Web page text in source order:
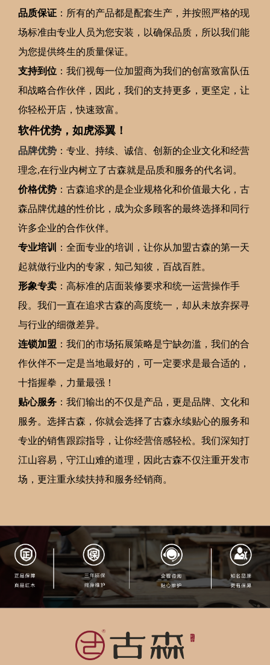
品质保证：所有的产品都是配套生产，并按照严格的现
场标准由专业人员为您安装，以确保品质，所以我们能
为您提供终生的质量保证。
支持到位：我们视每一位加盟商为我们的创富致富队伍
和战略合作伙伴，因此，我们的支持更多，更坚定，让
你轻松开店，快速致富。
软件优势，如虎添翼！
品牌优势：专业、持续、诚信、创新的企业文化和经营
理念,在行业内树立了古森就是品质和服务的代名词。
价格优势：古森追求的是企业规格化和价值最大化，古
森品牌优越的性价比，成为众多顾客的最终选择和同行
许多企业的合作伙伴。
专业培训
：全面专业的培训，让你从加盟古森的第一天
起就做行业内的专家，知己知彼，百战百胜。
形象专卖：高标准的店面装修要求和统一运营操作手
段。我们一直在追求古森的高度统一，却从未放弃探寻
与行业的细微差异。
连锁加盟 ：我们的市场拓展策略是宁缺勿滥，我们的合
作伙伴不一定是当地最好的，可一定要求是最合适的，
十指握拳，力量最强！
贴心服务：我们输出的不仅是产品，更是品牌、文化和
服务。选择古森，你就会选择了古森永续贴心的服务和
专业的销售跟踪指导，让你经营倍感轻松。我们深知打
江山容易，守江山难的道理，因此古森不仅注重开发市
场，更注重永续扶持和服务经销商。